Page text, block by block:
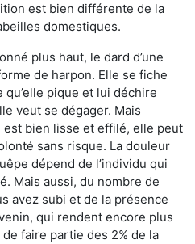
est bien différente de la
domestiques.
plus haut, le dard d’une
de harpon. Elle se fiche
qu’elle pique et lui déchire
veut se dégager. Mais
est bien lisse et effilé, elle peut
sans risque. La douleur
dépend de l’individu qui
Mais aussi, du nombre de
avez subi et de la présence
qui rendent encore plus
faire partie des 2% de la